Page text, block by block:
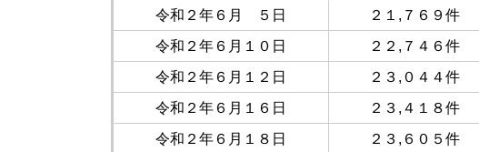
令和２年６月 ５日
２１,７６９件
令和２年６月１０日
２２,７４６件
令和２年６月１２日
２３,０４４件
令和２年６月１６日
２３,４１８件
令和２年６月１８日
２３,６０５件